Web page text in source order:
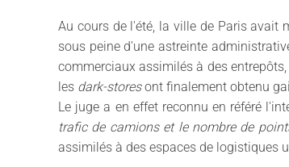
Au cours de l'été, la ville de Paris avait
sous peine d'une astreinte
commerciaux assimilés à des
les dark-storesont finalement obtenu
Le juge a en effet reconnu en référé
trafic de camions et le nombre de
assimilés à des espaces de logistiques